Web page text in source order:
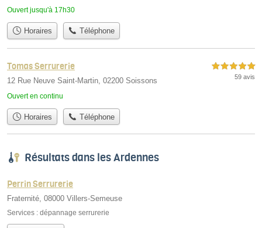
Ouvert jusqu'à 17h30
Horaires Téléphone
Tomas Serrurerie
12 Rue Neuve Saint-Martin, 02200 Soissons
Ouvert en continu
5,0 étoiles sur 5
59 avis
Horaires Téléphone
Résultats dans les Ardennes
Perrin Serrurerie
Fraternité, 08000 Villers-Semeuse
Services : dépannage serrurerie